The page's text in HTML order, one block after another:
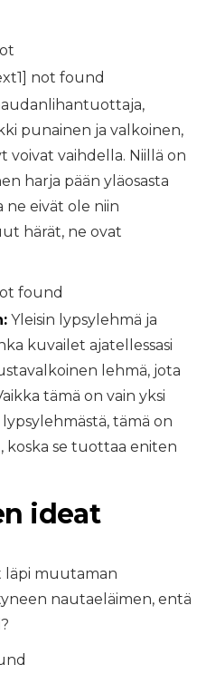
not found
punainen ja valkoinen,
voivat vaihdella. Niillä on
harja pään yläosasta
ne eivät ole niin
härät, ne ovat
found
Yleisin lypsylehmä ja
kuvailet ajatellessasi
lehmä, jota
tämä on vain yksi
tämä on
se tuottaa eniten
ideat
läpi muutaman
nautaeläimen, entä